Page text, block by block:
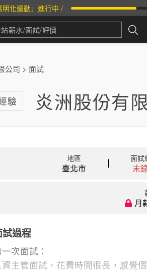
明化運動」進行中 /
公司 > 面試
驗 炎洲股份有
地區
臺北市
面試
未
月
試過程
次面試：
資主管面試，花費時間很長，感覺